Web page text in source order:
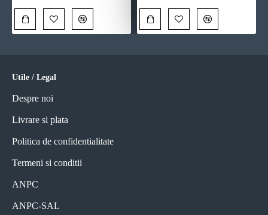
Utile / Legal
Despre noi
Livrare si plata
Politica de confidentialitate
Termeni si conditii
ANPC
ANPC-SAL